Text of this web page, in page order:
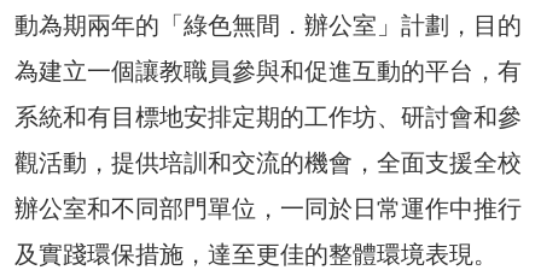
動為期兩年的「綠色無間．辦公室」計劃，目的
為建立一個讓教職員參與和促進互動的平台，有
系統和有目標地安排定期的工作坊、研討會和參
觀活動，提供培訓和交流的機會，全面支援全校
辦公室和不同部門單位，一同於日常運作中推行
及實踐環保措施，達至更佳的整體環境表現。